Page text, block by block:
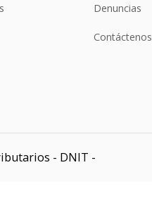
Denuncias
Contáctenos
- DNIT -